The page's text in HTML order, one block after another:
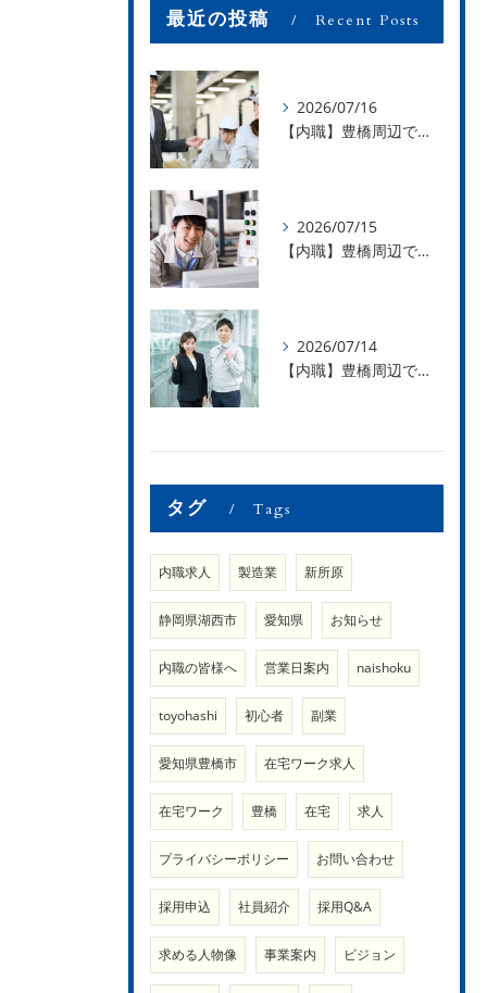
最近の投稿 Recent Posts
2026/07/16
【内職】豊橋周辺で内職のお仕事を探している方募集中！【お仕事の内容】
2026/07/15
【内職】豊橋周辺で内職のお仕事を探している方募集中！【急な学級閉鎖も安心】
2026/07/14
【内職】豊橋周辺で内職のお仕事を探している方募集中！【内職さまのお声②】
タグ Tags
内職求人 製造業 新所原
静岡県湖西市 愛知県 お知らせ
内職の皆様へ 営業日案内 naishoku
toyohashi 初心者 副業
愛知県豊橋市 在宅ワーク求人
在宅ワーク 豊橋 在宅 求人
プライバシーポリシー お問い合わせ
採用申込 社員紹介 採用Q&A
求める人物像 事業案内 ビジョン